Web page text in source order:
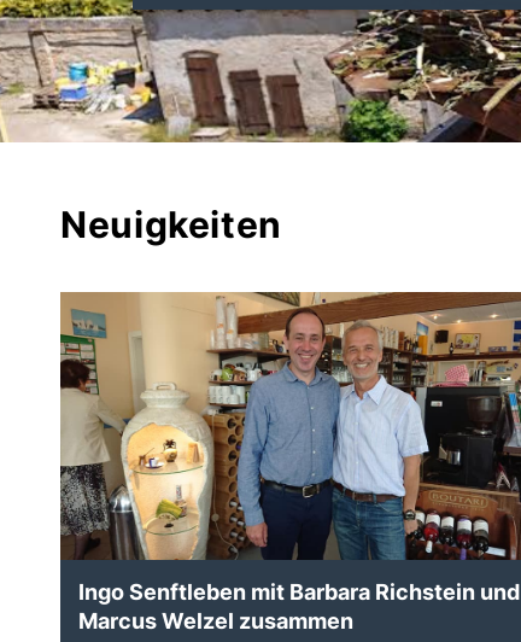
Neuigkeiten
Ingo Senftleben mit Barbara Richstein und
Marcus Welzel zusammen